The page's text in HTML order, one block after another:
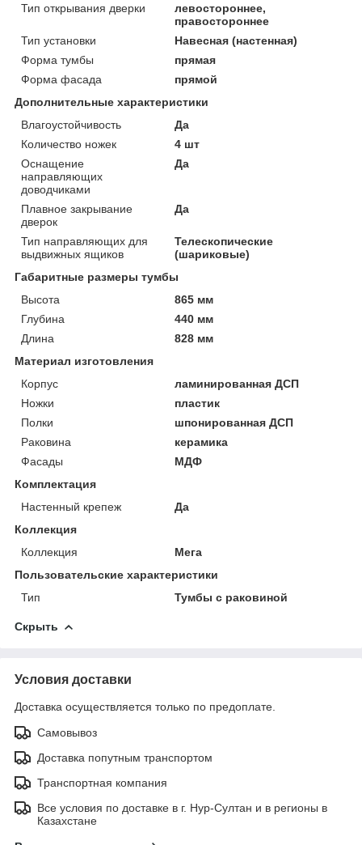
Тип открывания дверки
левостороннее,
правостороннее
Тип установки
Навесная (настенная)
Форма тумбы
прямая
Форма фасада
прямой
Дополнительные характеристики
Влагоустойчивость
Да
Количество ножек
4 шт
Оснащение
направляющих
доводчиками
Да
Плавное закрывание
дверок
Да
Тип направляющих для
выдвижных ящиков
Телескопические
(шариковые)
Габаритные размеры тумбы
Высота
865 мм
Глубина
440 мм
Длина
828 мм
Материал изготовления
Корпус
ламинированная ДСП
Ножки
пластик
Полки
шпонированная ДСП
Раковина
керамика
Фасады
МДФ
Комплектация
Настенный крепеж
Да
Коллекция
Коллекция
Мега
Пользовательские характеристики
Тип
Тумбы с раковиной
Скрыть
Условия доставки
Доставка осуществляется только по предоплате.
Самовывоз
Доставка попутным транспортом
Транспортная компания
Все условия по доставке в г. Нур-Султан и в регионы в
Казахстане